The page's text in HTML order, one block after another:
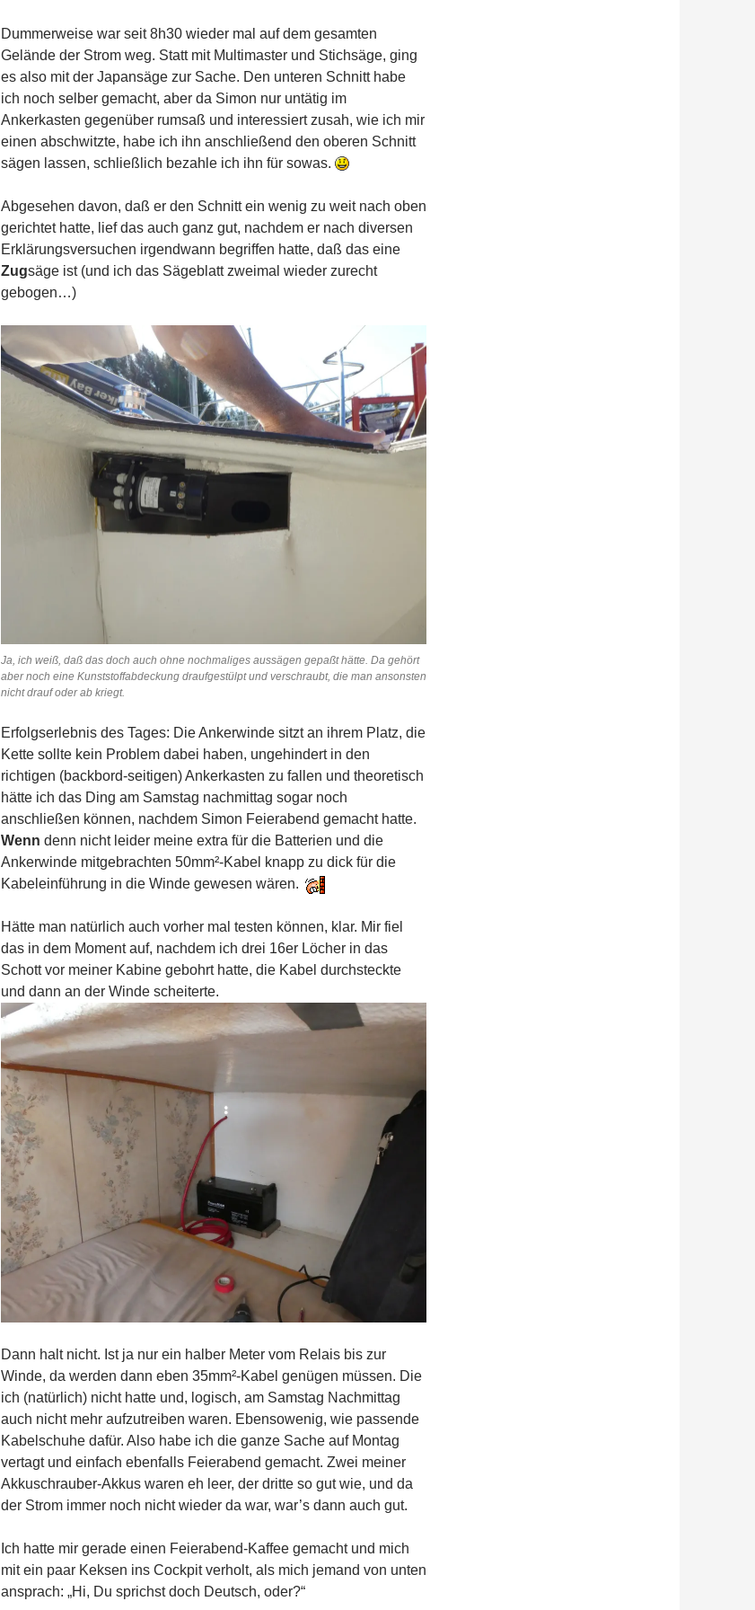
Dummerweise war seit 8h30 wieder mal auf dem gesamten
Gelände der Strom weg. Statt mit Multimaster und Stichsäge, ging
es also mit der Japansäge zur Sache. Den unteren Schnitt habe
ich noch selber gemacht, aber da Simon nur untätig im
Ankerkasten gegenüber rumsaß und interessiert zusah, wie ich mir
einen abschwitzte, habe ich ihn anschließend den oberen Schnitt
sägen lassen, schließlich bezahle ich ihn für sowas.
Abgesehen davon, daß er den Schnitt ein wenig zu weit nach oben
gerichtet hatte, lief das auch ganz gut, nachdem er nach diversen
Erklärungsversuchen irgendwann begriffen hatte, daß das eine
Zugsäge ist (und ich das Sägeblatt zweimal wieder zurecht
gebogen…)
Ja, ich weiß, daß das doch auch ohne nochmaliges aussägen gepaßt hätte. Da gehört
aber noch eine Kunststoffabdeckung draufgestülpt und verschraubt, die man ansonsten
nicht drauf oder ab kriegt.
Erfolgserlebnis des Tages: Die Ankerwinde sitzt an ihrem Platz, die
Kette sollte kein Problem dabei haben, ungehindert in den
richtigen (backbord-seitigen) Ankerkasten zu fallen und theoretisch
hätte ich das Ding am Samstag nachmittag sogar noch
anschließen können, nachdem Simon Feierabend gemacht hatte.
Wenn denn nicht leider meine extra für die Batterien und die
Ankerwinde mitgebrachten 50mm²-Kabel knapp zu dick für die
Kabeleinführung in die Winde gewesen wären.
Hätte man natürlich auch vorher mal testen können, klar. Mir fiel
das in dem Moment auf, nachdem ich drei 16er Löcher in das
Schott vor meiner Kabine gebohrt hatte, die Kabel durchsteckte
und dann an der Winde scheiterte.
Dann halt nicht. Ist ja nur ein halber Meter vom Relais bis zur
Winde, da werden dann eben 35mm²-Kabel genügen müssen. Die
ich (natürlich) nicht hatte und, logisch, am Samstag Nachmittag
auch nicht mehr aufzutreiben waren. Ebensowenig, wie passende
Kabelschuhe dafür. Also habe ich die ganze Sache auf Montag
vertagt und einfach ebenfalls Feierabend gemacht. Zwei meiner
Akkuschrauber-Akkus waren eh leer, der dritte so gut wie, und da
der Strom immer noch nicht wieder da war, war’s dann auch gut.
Ich hatte mir gerade einen Feierabend-Kaffee gemacht und mich
mit ein paar Keksen ins Cockpit verholt, als mich jemand von unten
ansprach: „Hi, Du sprichst doch Deutsch, oder?“